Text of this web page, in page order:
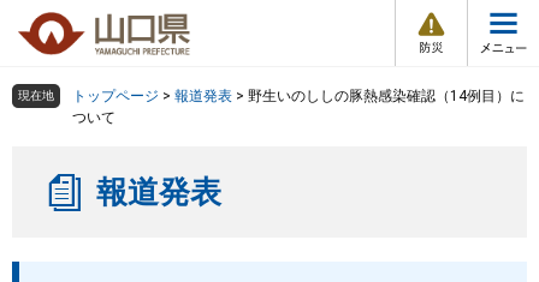
の
ー
情
報
メ
ュ
組織で探す
検索の仕方 組織で探す
現在地 トップページ > 報道発表 > 野生いのししの豚熱感染確認（14例目）に
ついて
報道発表